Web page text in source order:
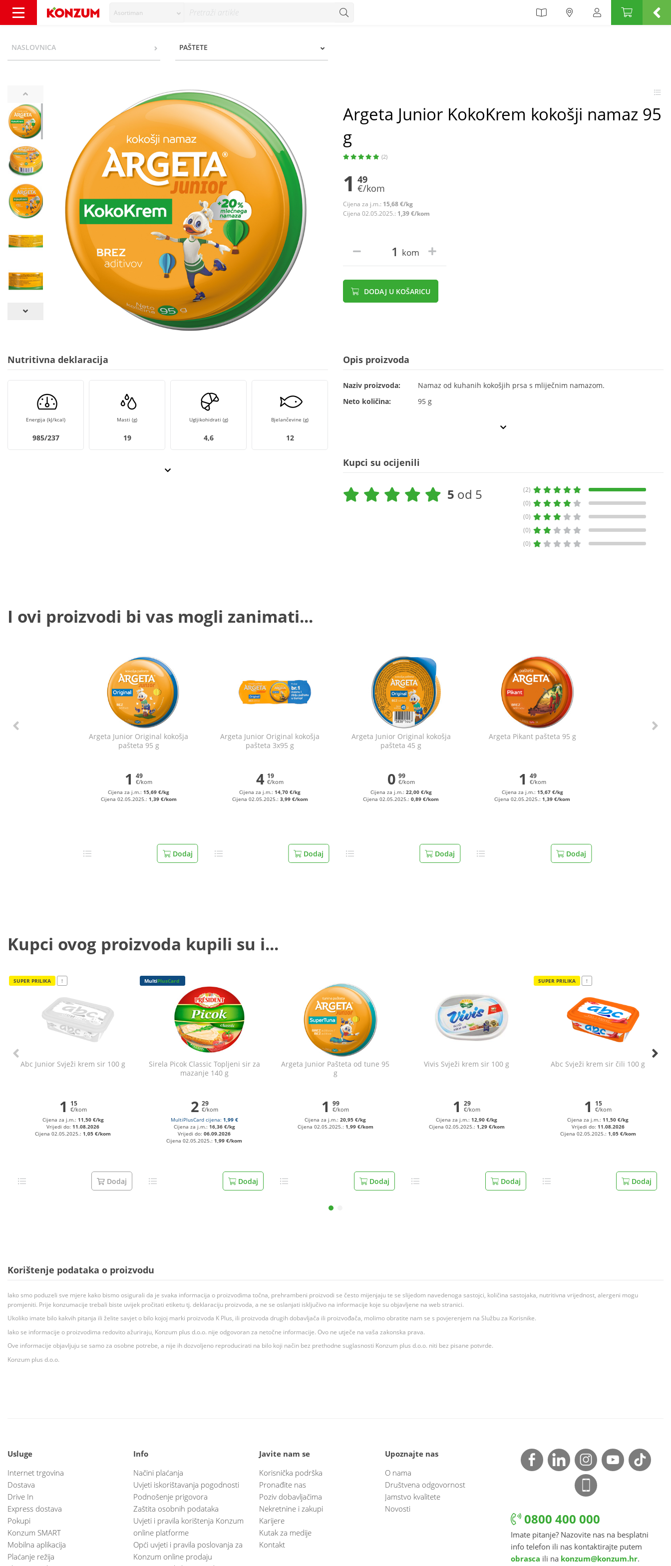
Asortiman
NASLOVNICA PAŠTETE
Argeta Junior KokoKrem kokošji namaz 95
g
(2)
1 49
€/kom
Cijena za j.m.: 15,68 €/kg
Cijena 02.05.2025.: 1,39 €/kom
kom
DODAJ U KOŠARICU
Nutritivna deklaracija
Energija (kJ/kcal)
985/237
Masti (g)
19
Ugljikohidrati (g)
4,6
Bjelančevine (g)
12
Opis proizvoda
Naziv proizvoda:
Namaz od kuhanih kokošjih prsa s mliječnim namazom.
Neto količina:
95 g
Kupci su ocijenili
5 od 5
(2)
(0)
(0)
(0)
(0)
I ovi proizvodi bi vas mogli zanimati...
Argeta Junior Original kokošja
pašteta 95 g
1 49
€/kom
Cijena za j.m.:15,69 €/kg
Cijena 02.05.2025.: 1,39 €/kom
Dodaj
Argeta Junior Original kokošja
pašteta 3x95 g
4 19
€/kom
Cijena za j.m.:14,70 €/kg
Cijena 02.05.2025.: 3,99 €/kom
Dodaj
Argeta Junior Original kokošja
pašteta 45 g
0 99
€/kom
Cijena za j.m.: 22,00 €/kg
Cijena 02.05.2025.:0,89 €/kom
Dodaj
Argeta Pikant pašteta 95 g
1 49
€/kom
Cijena za j.m.: 15,67 €/kg
Cijena 02.05.2025.:1,39 €/kom
Dodaj
Kupci ovog proizvoda kupili su i...
SUPER PRILIKA !
Abc Junior Svježi krem sir 100 g
1 15
€/kom
Cijena za j.m.: 11,50 €/kg
Vrijedi do:11.08.2026
Cijena 02.05.2025.:1,05 €/kom
Dodaj
MultiPlusCard
Sirela Picok Classic Topljeni sir za
mazanje 140 g
2 29
€/kom
MultiPlusCard cijena: 1,99 €
Cijena za j.m.: 16,36 €/kg
Vrijedi do:06.09.2026
Cijena 02.05.2025.:1,99 €/kom
Dodaj
Argeta Junior Pašteta od tune 95
g
1 99
€/kom
Cijena za j.m.:20,95 €/kg
Cijena 02.05.2025.: 1,99 €/kom
Dodaj
Vivis Svježi krem sir 100 g
1 29
€/kom
Cijena za j.m.:12,90 €/kg
Cijena 02.05.2025.: 1,29 €/kom
Dodaj
SUPER PRILIKA !
Abc Svježi krem sir čili 100 g
1 15
€/kom
Cijena za j.m.:11,50 €/kg
Vrijedi do: 11.08.2026
Cijena 02.05.2025.: 1,05 €/kom
Dodaj
Korištenje podataka o proizvodu
Iako smo poduzeli sve mjere kako bismo osigurali da je svaka informacija o proizvodima točna, prehrambeni proizvodi se često mijenjaju te se slijedom navedenoga sastojci, količina sastojaka, nutritivna vrijednost, alergeni mogu
promjeniti. Prije konzumacije trebali biste uvijek pročitati etiketu tj. deklaraciju proizvoda, a ne se oslanjati isključivo na informacije koje su objavljene na web stranici.
Ukoliko imate bilo kakvih pitanja ili želite savjet o bilo kojoj marki proizvoda K Plus, ili proizvoda drugih dobavljača ili proizvođača, molimo obratite nam se s povjerenjem na Službu za Korisnike.
Iako se informacije o proizvodima redovito ažuriraju, Konzum plus d.o.o. nije odgovoran za netočne informacije. Ovo ne utječe na vaša zakonska prava.
Ove informacije objavljuju se samo za osobne potrebe, a nije ih dozvoljeno reproducirati na bilo koji način bez prethodne suglasnosti Konzum plus d.o.o. niti bez pisane potvrde.
Konzum plus d.o.o.
Usluge
Internet trgovina
Dostava
Drive In
Express dostava
Pokupi
Konzum SMART
Mobilna aplikacija
Plaćanje režija
Info
Načini plaćanja
Uvjeti iskorištavanja pogodnosti
Podnošenje prigovora
Zaštita osobnih podataka
Uvjeti i pravila korištenja Konzum
online platforme
Opći uvjeti i pravila poslovanja za
Konzum online prodaju
Javite nam se
Korisnička podrška
Pronađite nas
Poziv dobavljačima
Nekretnine i zakupi
Karijere
Kutak za medije
Kontakt
Upoznajte nas
O nama
Društvena odgovornost
Jamstvo kvalitete
Novosti
0800 400 000
Imate pitanje? Nazovite nas na besplatni
info telefon ili nas kontaktirajte putem
obrasca ili na konzum@konzum.hr.